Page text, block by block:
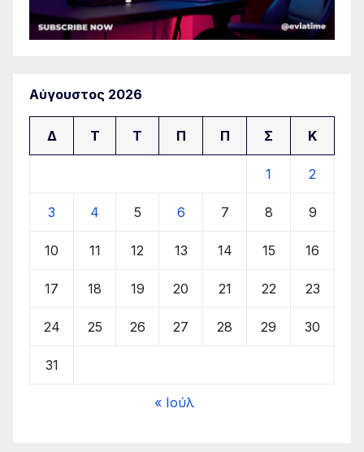
Αύγουστος 2026
Δ Τ Τ Π Π Σ Κ
1 2
3 4 5 6 7 8 9
10 11 12 13 14 15 16
17 18 19 20 21 22 23
24 25 26 27 28 29 30
31
« Ιούλ